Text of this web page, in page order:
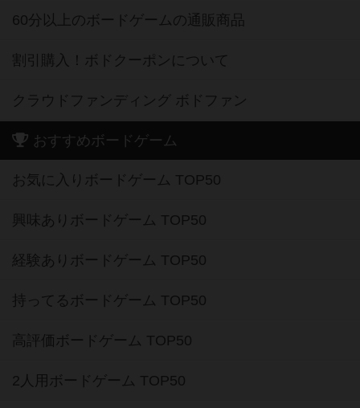
60分以上のボードゲームの通販商品
割引購入！ボドクーポンについて
クラウドファンディング ボドファン
おすすめボードゲーム
お気に入りボードゲーム TOP50
興味ありボードゲーム TOP50
経験ありボードゲーム TOP50
持ってるボードゲーム TOP50
高評価ボードゲーム TOP50
2人用ボードゲーム TOP50